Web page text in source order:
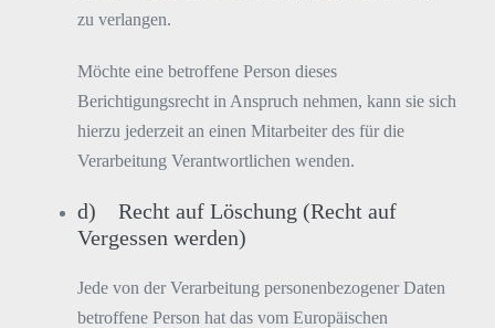
zu verlangen.
Möchte eine betroffene Person dieses
Berichtigungsrecht in Anspruch nehmen, kann sie sich
hierzu jederzeit an einen Mitarbeiter des für die
Verarbeitung Verantwortlichen wenden.
d) Recht auf Löschung (Recht auf
Vergessen werden)
Jede von der Verarbeitung personenbezogener Daten
betroffene Person hat das vom Europäischen